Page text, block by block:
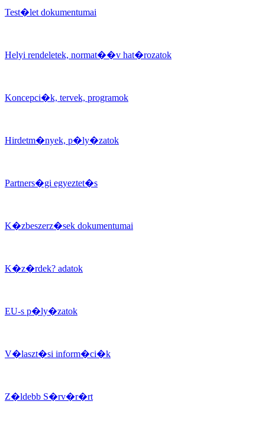
Test�let dokumentumai
Helyi rendeletek, normat��v hat�rozatok
Koncepci�k, tervek, programok
Hirdetm�nyek, p�ly�zatok
Partners�gi egyeztet�s
K�zbeszerz�sek dokumentumai
K�z�rdek? adatok
EU-s p�ly�zatok
V�laszt�si inform�ci�k
Z�ldebb S�rv�r�rt